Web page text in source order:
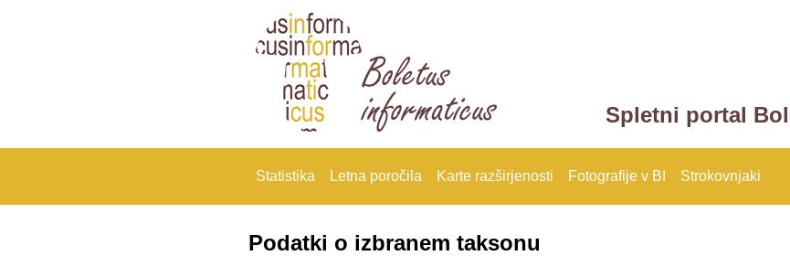
Spletni portal
Statistika Letna poročila Karte razširjenosti Fotografije v BI Strokovnjaki
Podatki o izbranem taksonu